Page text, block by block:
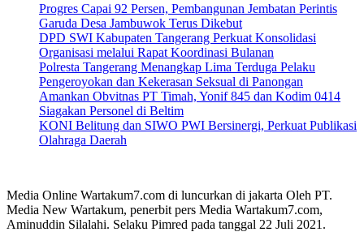
Progres Capai 92 Persen, Pembangunan Jembatan Perintis
Garuda Desa Jambuwok Terus Dikebut
DPD SWI Kabupaten Tangerang Perkuat Konsolidasi
Organisasi melalui Rapat Koordinasi Bulanan
Polresta Tangerang Menangkap Lima Terduga Pelaku
Pengeroyokan dan Kekerasan Seksual di Panongan
Amankan Obvitnas PT Timah, Yonif 845 dan Kodim 0414
Siagakan Personel di Beltim
KONI Belitung dan SIWO PWI Bersinergi, Perkuat Publikasi
Olahraga Daerah
Media Online Wartakum7.com di luncurkan di jakarta Oleh PT.
Media New Wartakum, penerbit pers Media Wartakum7.com,
Aminuddin Silalahi. Selaku Pimred pada tanggal 22 Juli 2021.